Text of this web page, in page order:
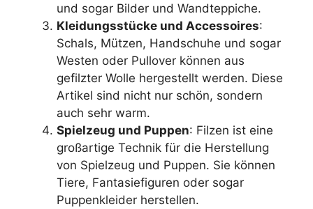
und sogar Bilder und Wandteppiche.
Kleidungsstücke und Accessoires:
Schals, Mützen, Handschuhe und sogar
Westen oder Pullover können aus
gefilzter Wolle hergestellt werden. Diese
Artikel sind nicht nur schön, sondern
auch sehr warm.
Spielzeug und Puppen: Filzen ist eine
großartige Technik für die Herstellung
von Spielzeug und Puppen. Sie können
Tiere, Fantasiefiguren oder sogar
Puppenkleider herstellen.